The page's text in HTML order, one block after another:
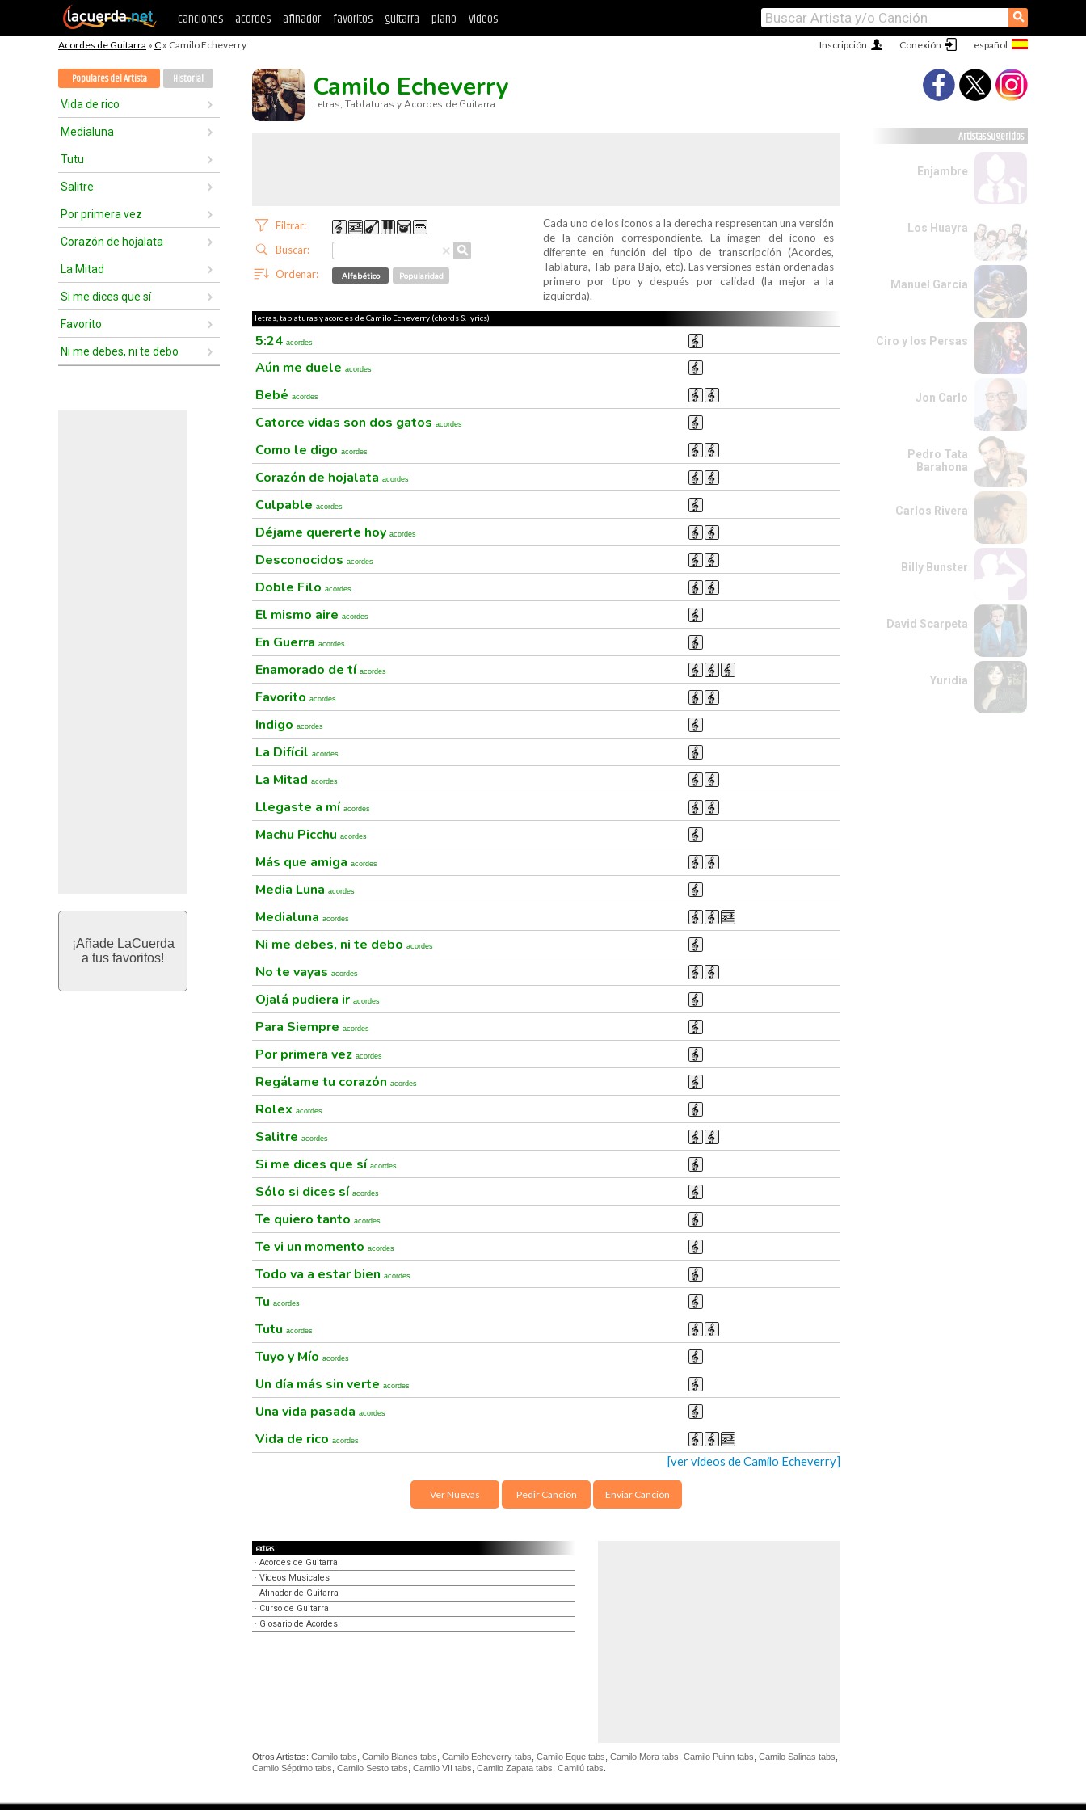
canciones acordes afinador favoritos guitarra piano videos ⚲
Acordes de Guitarra » C » Camilo Echeverry Conexión
Inscripción
Populares del Artista Historial
Vida de rico
Medialuna
Tutu
Salitre
Por primera vez
Corazón de hojalata
La Mitad
Si me dices que sí
Favorito
Ni me debes, ni te debo
¡Añade LaCuerda
a tus favoritos!
Camilo Echeverry
Letras, Tablaturas y Acordes de Guitarra
Filtrar:
×
Buscar: ⚲
Ordenar: Alfabético Popularidad
Cada uno de los iconos a la derecha respresentan una versión
de la canción correspondiente. La imagen del icono es
diferente en función del tipo de transcripción (Acordes,
Tablatura, Tab para Bajo, etc). Las versiones están ordenadas
primero por tipo y después por calidad (la mejor a la
izquierda).
letras, tablaturas y acordes de Camilo Echeverry (chords & lyrics)
5:24 acordes
Aún me duele acordes
Bebé acordes
Catorce vidas son dos gatos acordes
Como le digo acordes
Corazón de hojalata acordes
Culpable acordes
Déjame quererte hoy acordes
Desconocidos acordes
Doble Filo acordes
El mismo aire acordes
En Guerra acordes
Enamorado de tí acordes
Favorito acordes
Indigo acordes
La Difícil acordes
La Mitad acordes
Llegaste a mí acordes
Machu Picchu acordes
Más que amiga acordes
Media Luna acordes
Medialuna acordes
Ni me debes, ni te debo acordes
No te vayas acordes
Ojalá pudiera ir acordes
Para Siempre acordes
Por primera vez acordes
Regálame tu corazón acordes
Rolex acordes
Salitre acordes
Si me dices que sí acordes
Sólo si dices sí acordes
Te quiero tanto acordes
Te vi un momento acordes
Todo va a estar bien acordes
Tu acordes
Tutu acordes
Tuyo y Mío acordes
Un día más sin verte acordes
Una vida pasada acordes
Vida de rico acordes
[ver videos de Camilo Echeverry]
Ver Nuevas Pedir Canción Enviar Canción
extras
· Acordes de Guitarra
· Videos Musicales
· Afinador de Guitarra
· Curso de Guitarra
· Glosario de Acordes
Otros Artistas: Camilo tabs Camilo Blanes tabs Camilo Echeverry tabs Camilo Eque tabs Camilo Mora tabs Camilo Puinn tabs Camilo Salinas tabs
Camilo Séptimo tabs Camilo Sesto tabs Camilo VII tabs Camilo Zapata tabs Camilú tabs
Artistas Sugeridos
Enjambre
Los Huayra
Manuel García
Ciro y los Persas
Jon Carlo
Pedro Tata
Barahona
Carlos Rivera
Billy Bunster
David Scarpeta
Yuridia